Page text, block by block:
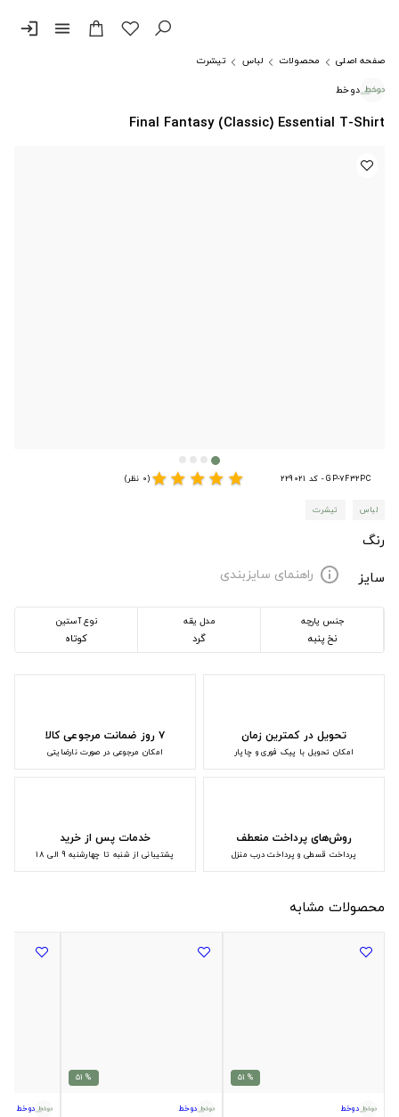
menu
login
صفحه اصلی محصولات لباس
تیشرت
دوخط
Final Fantasy (Classic) Essential T-Shirt
GP-7F32PC - کد 229021 star
star
star
star
star(0 نظر)
لباس تیشرت
رنگ
سایز
info راهنمای سایزبندی
جنس پارچه
نخ پنبه
مدل یقه
گرد
نوع آستین
کوتاه
تحویل در کمترین زمان
امکان تحویل با پیک فوری و چاپار
۷ روز ضمانت مرجوعی کالا
امکان مرجوعی در صورت نارضایتی
روش‌های پرداخت منعطف
پرداخت قسطی و پرداخت درب منزل
خدمات پس از خرید
پشتیبانی از شنبه تا چهارشنبه 9 الی 18
محصولات مشابه
% 51
دوخط
% 51
دوخط دوخط